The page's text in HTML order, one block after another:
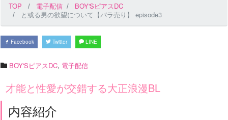
TOP 電子配信
BOY'SピアスDC
と或る男の欲望について【バラ売り】 episode3
Facebook Twitter LINE
BOY'SピアスDC, 電子配信
才能と性愛が交錯する大正浪漫BL
内容紹介